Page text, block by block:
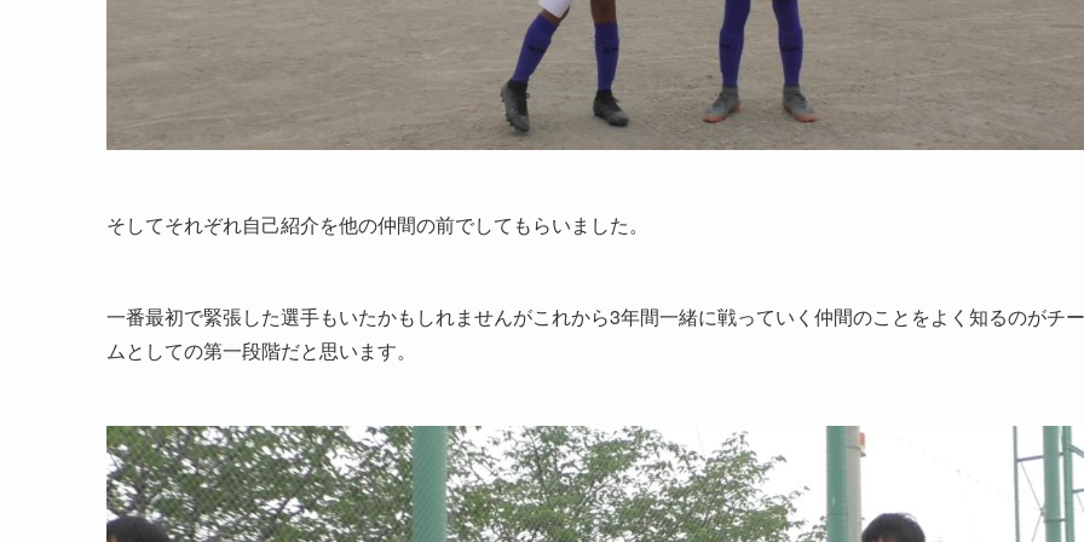
そしてそれぞれ自己紹介を他の仲間の前でしてもらいました。
一番最初で緊張した選手もいたかもしれませんがこれから3年間一緒に戦っていく仲間のことをよく知るのがチー
ムとしての第一段階だと思います。